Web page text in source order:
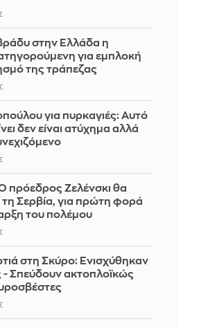
στην Ελλάδα η
για εμπλοκή
της τράπεζας
για πυρκαγιές: Αυτό
δεν είναι ατύχημα αλλά
πρόεδρος Ζελένσκι θα
τη Σερβία, για πρώτη φορά
του πολέμου
στη Σκύρο: Ενισχύθηκαν
- Σπεύδουν ακτοπλοϊκώς